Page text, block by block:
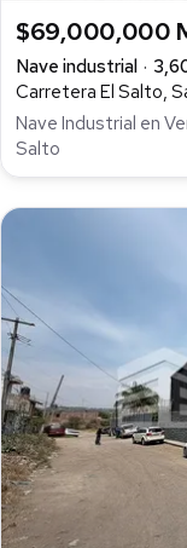
$69,000,000
Nave industrial
Carretera El Salto,
Nave Industrial en
Salto